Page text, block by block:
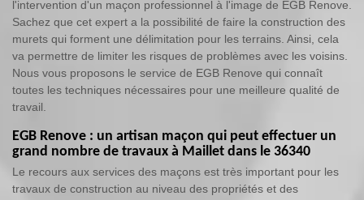
l'intervention d'un maçon professionnel à l'image de EGB Renove.
Sachez que cet expert a la possibilité de faire la construction des
murets qui forment une délimitation pour les terrains. Ainsi, cela
va permettre de limiter les risques de problèmes avec les voisins.
Nous vous proposons le service de EGB Renove qui connaît
toutes les techniques nécessaires pour une meilleure qualité de
travail.
EGB Renove : un artisan maçon qui peut effectuer un
grand nombre de travaux à Maillet dans le 36340
Le recours aux services des maçons est très important pour les
travaux de construction au niveau des propriétés et des